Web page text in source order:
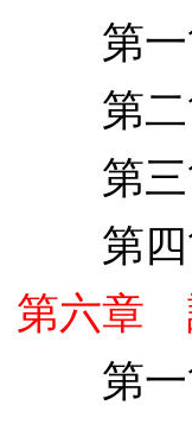
第一
第二
第三
第四
第六章
第一